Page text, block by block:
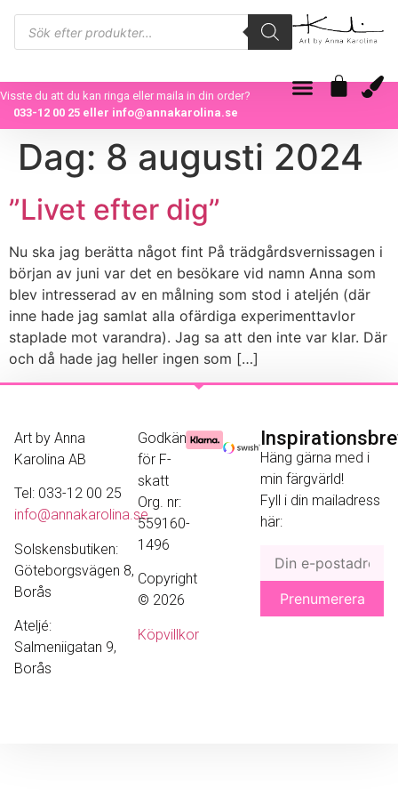
Visste du att du kan ringa eller maila in din order?
033-12 00 25eller info@annakarolina.se
Dag: 8 augusti 2024
”Livet efter dig”
Nu ska jag berätta något fint På trädgårdsvernissagen i
början av juni var det en besökare vid namn Anna som
blev intresserad av en målning som stod i ateljén (där
inne hade jag samlat alla ofärdiga experimenttavlor
staplade mot varandra). Jag sa att den inte var klar. Där
och då hade jag heller ingen som […]
Art by Anna
Karolina AB
Tel: 033-12 00 25
info@annakarolina.se
Solskensbutiken:
Göteborgsvägen 8,
Borås
Ateljé:
Salmeniigatan 9,
Borås
Godkänd
för F-
skatt
Org. nr:
559160-
1496
Copyright
© 2026
Köpvillkor
Häng gärna med i
min färgvärld!
Fyll i din mailadress
här: